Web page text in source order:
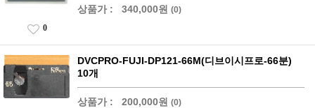
상품가 : 340,000원 (0)
0
DVCPRO-FUJI-DP121-66M(디브이시프로-66분)
10개
상품가 : 200,000원 (0)